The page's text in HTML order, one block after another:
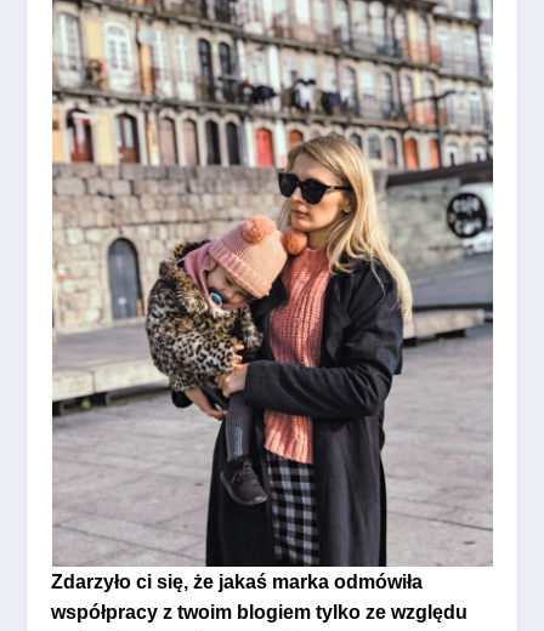
Zdarzyło ci się, że jakaś marka odmówiła
współpracy z twoim blogiem tylko ze względu